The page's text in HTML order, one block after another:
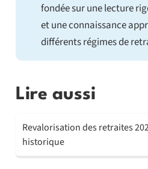
fondée sur une lecture
et une connaissance
différents régimes de
Lire aussi
Revalorisation des retraites
historique